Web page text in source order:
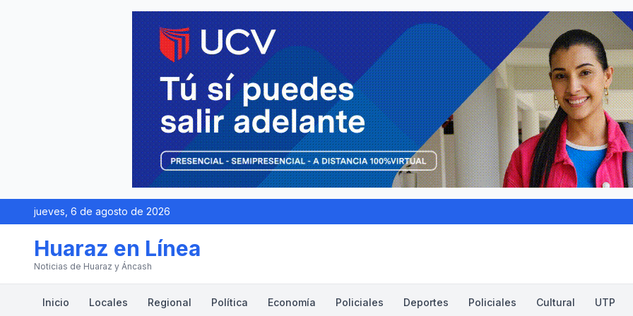
jueves, 6 de agosto de 2026
Huaraz en Línea
Noticias de Huaraz y Áncash
Inicio Locales Regional Política Economía Policiales Deportes Policiales Cultural UTP